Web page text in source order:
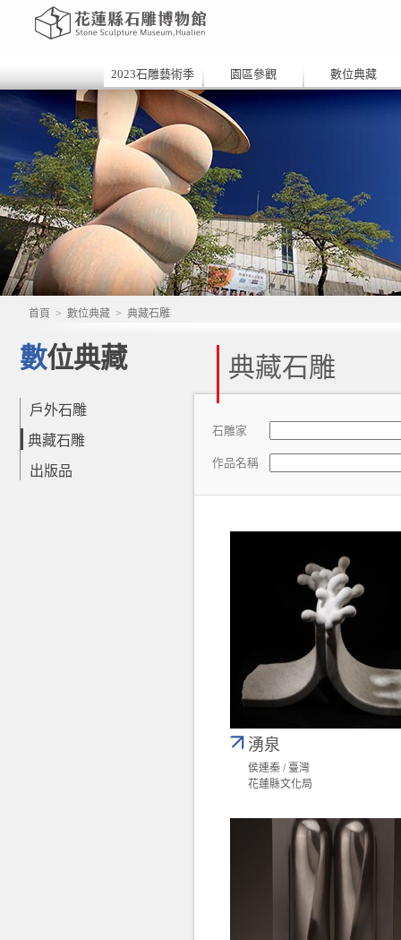
2023石雕藝術季 園區參觀 數位典藏
首頁 > 數位典藏 > 典藏石雕
數位典藏
戶外石雕
典藏石雕
出版品
典藏石雕
石雕家
作品名稱
湧泉
侯連秦 / 臺灣
花蓮縣文化局